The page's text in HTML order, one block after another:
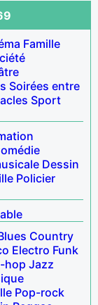
Famille
Soirées entre
Sport
Dessin
Policier
Country
Electro Funk
hop Jazz
Pop-rock